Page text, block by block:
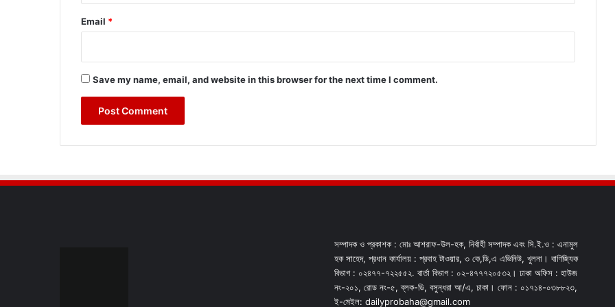
Email *
Save my name, email, and website in this browser for the next time I comment.
সম্পাদক ও প্রকাশক : মোঃ আশরাফ-উল-হক, নির্বাহী সম্পাদক এবং সি.ই.ও : এনামুল
হক সাহেদ, প্রধান কার্যালয় : প্রবাহ টাওয়ার, ৩ কে,ডি,এ এভিনিউ, খুলনা। বাণিজ্যিক
বিভাগ : ০২৪৭৭-৭২২৫৫২. বার্তা বিভাগ : ০২-৪৭৭৭২০৫৩২। ঢাকা অফিস : হাউজ
নং-২০১, রোড নং-৫, ব্লক-ডি, বসুন্ধরা আ/এ, ঢাকা। ফোন : ০১৭১৪-০৩৮৮২৩,
ই-মেইল: dailyprobaha@gmail.com